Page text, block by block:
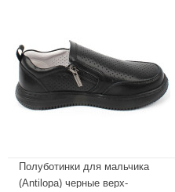
Полуботинки для мальчика
(Antilopa) черные верх-